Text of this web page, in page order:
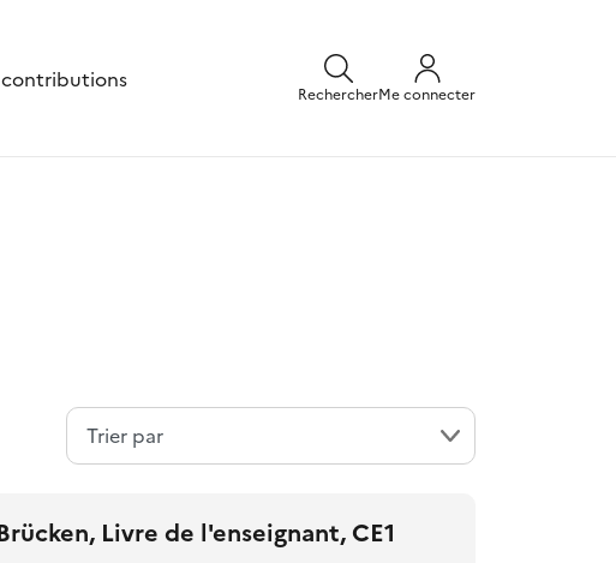
contributions
RechercherMe connecter
Livre de l'enseignant, CE1